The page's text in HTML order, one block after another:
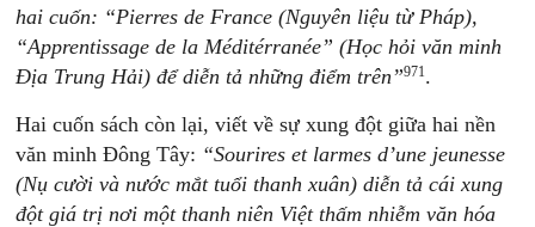
hai cuốn: “Pierres de France (Nguyên liệu từ Pháp),
“Apprentissage de la Méditérranée” (Học hỏi văn minh
Địa Trung Hải) để diễn tả những điểm trên”971.
Hai cuốn sách còn lại, viết về sự xung đột giữa hai nền
văn minh Đông Tây: “Sourires et larmes d’une jeunesse
(Nụ cười và nước mắt tuổi thanh xuân) diễn tả cái xung
đột giá trị nơi một thanh niên Việt thấm nhiễm văn hóa